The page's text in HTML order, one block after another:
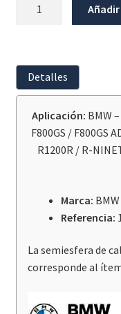
Válvulas
Motor
F700GS/F800GS/ADV/
K25/ADV/
R1200R/R-
Detalles
Aplicación: BMW
F800GS / F800GS
R1200R / R-
Marca:
Referencia:
La semiesfera de
corresponde al